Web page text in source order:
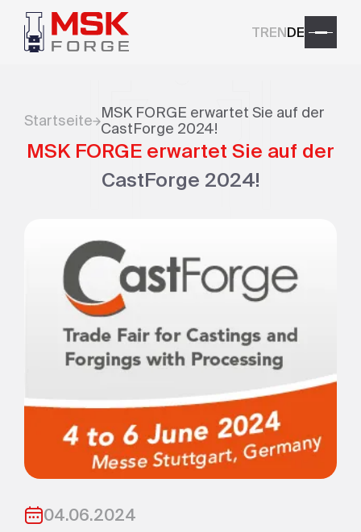
TRENDE
Startseite
MSK FORGE erwartet Sie auf der
CastForge 2024!
MSK FORGE erwartet Sie auf der
CastForge 2024!
04.06.2024